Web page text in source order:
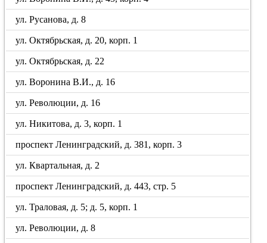
ул. Русанова, д. 8
ул. Октябрьская, д. 20, корп. 1
ул. Октябрьская, д. 22
ул. Воронина В.И., д. 16
ул. Революции, д. 16
ул. Никитова, д. 3, корп. 1
проспект Ленинградский, д. 381, корп. 3
ул. Квартальная, д. 2
проспект Ленинградский, д. 443, стр. 5
ул. Траловая, д. 5; д. 5, корп. 1
ул. Революции, д. 8